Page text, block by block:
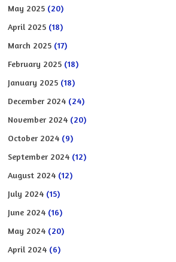
May 2025 (20)
April 2025 (18)
March 2025 (17)
February 2025 (18)
January 2025 (18)
December 2024 (24)
November 2024 (20)
October 2024 (9)
September 2024 (12)
August 2024 (12)
July 2024 (15)
June 2024 (16)
May 2024 (20)
April 2024 (6)